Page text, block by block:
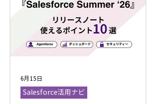
Salesforce活用ナビ
6月15日